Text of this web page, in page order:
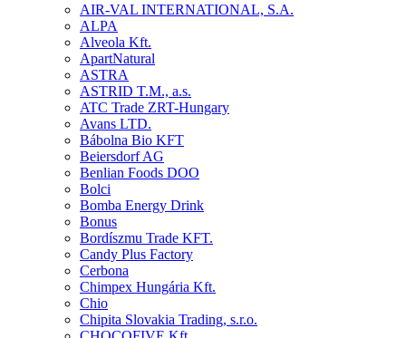
AIR-VAL INTERNATIONAL, S.A.
ALPA
Alveola Kft.
ApartNatural
ASTRA
ASTRID T.M., a.s.
ATC Trade ZRT-Hungary
Avans LTD.
Bábolna Bio KFT
Beiersdorf AG
Benlian Foods DOO
Bolci
Bomba Energy Drink
Bonus
Bordíszmu Trade KFT.
Candy Plus Factory
Cerbona
Chimpex Hungária Kft.
Chio
Chipita Slovakia Trading, s.r.o.